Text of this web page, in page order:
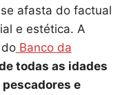
afasta do factual
e estética. A
Banco da
todas as idades
e